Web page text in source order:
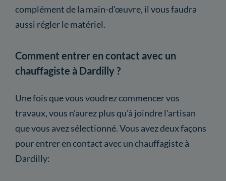
complément de la main-d'œuvre, il vous faudra
aussi régler le matériel.
Comment entrer en contact avec un
chauffagiste à Dardilly ?
Une fois que vous voudrez commencer vos
travaux, vous n'aurez plus qu'à joindre l'artisan
que vous avez sélectionné. Vous avez deux façons
pour entrer en contact avec un chauffagiste à
Dardilly: